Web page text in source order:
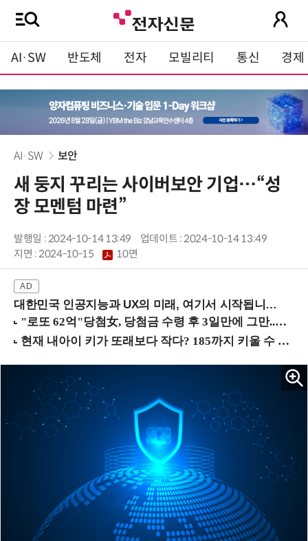
AI·SW 반도체 전자 모빌리티 통신 경제
AI·SW 보안
새 둥지 꾸리는 사이버보안 기업…“성
장 모멘텀 마련”
발행일 : 2024-10-14 13:49
업데이트 : 2024-10-14 13:49
지면 :2024-10-15 10면
대한민국 인공지능과 UX의 미래, 여기서 시작됩니다! (9/2 강남역)